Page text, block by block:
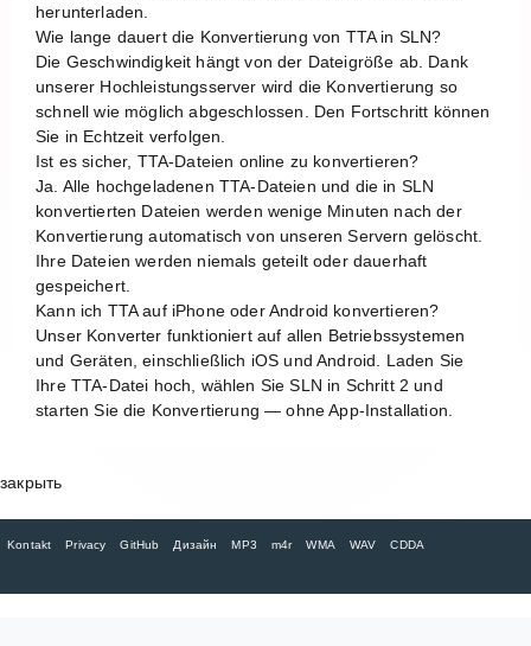
herunterladen.
Wie lange dauert die Konvertierung von TTA in SLN?
Die Geschwindigkeit hängt von der Dateigröße ab. Dank
unserer Hochleistungsserver wird die Konvertierung so
schnell wie möglich abgeschlossen. Den Fortschritt können
Sie in Echtzeit verfolgen.
Ist es sicher, TTA-Dateien online zu konvertieren?
Ja. Alle hochgeladenen TTA-Dateien und die in SLN
konvertierten Dateien werden wenige Minuten nach der
Konvertierung automatisch von unseren Servern gelöscht.
Ihre Dateien werden niemals geteilt oder dauerhaft
gespeichert.
Kann ich TTA auf iPhone oder Android konvertieren?
Unser Konverter funktioniert auf allen Betriebssystemen
und Geräten, einschließlich iOS und Android. Laden Sie
Ihre TTA-Datei hoch, wählen Sie SLN in Schritt 2 und
starten Sie die Konvertierung — ohne App-Installation.
закрыть
Kontakt Privacy GitHub Дизайн MP3 m4r WMA WAV CDDA